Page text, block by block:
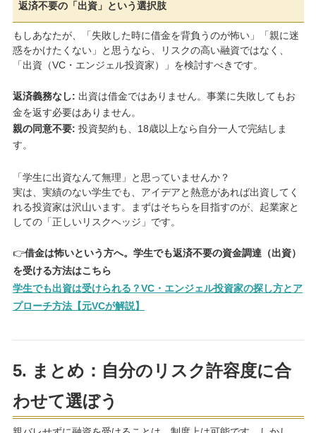
返済不要の「出資」という選択肢
もしあなたが、「失敗した時に借金を背負うのが怖い」「親に迷
惑をかけたくない」と思うなら、リスクの高い融資ではなく、
「出資（VC・エンジェル投資家）」を検討すべきです。
返済義務なし: 出資は借金ではありません。事業に失敗してもお
金を返す必要はありません。
親の同意不要: 投資契約も、18歳以上なら自分一人で完結しま
す。
「学生に出資なんて無理」と思っていませんか？
実は、実績のない学生でも、アイデアと熱意があれば出資してく
れる投資家は沢山います。まずはそちらを目指すのが、起業家と
しての「正しいリスクヘッジ」です。
👉借金は怖いという方へ。学生でも返済不要の資金調達（出資）
を受ける方法はこちら
学生でも出資は受けられる？VC・エンジェル投資家の探し方とア
プローチ方法【元VCが解説】
5. まとめ：自分のリスク許容度に合
わせて選ぼう